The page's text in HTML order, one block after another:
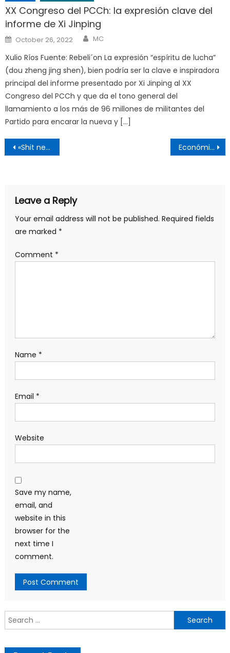
XX Congreso del PCCh: la expresión clave del
informe de Xi Jinping
Posted
on
October 26, 2022 Author
MC
Xulio Ríos Fuente: Rebeli´on La expresión “espíritu de lucha”
(dou zheng jing shen), bien podría ser la clave e inspiradora
principal del informe presentado por Xi Jinping al XX
Congreso del PCCh y que da el tono general del
llamamiento a los más de 96 millones de militantes del
Partido para encarar la nueva y […]
Post
navigation
«Shit news» y «fake news», herramientas de la ultraderecha Económicamente útiles, políticamente potentes
Leave a Reply
Your email address will not be published. Required fields
are marked *
Comment *
Name *
Email *
Website
Save my name,
email, and
website in this
browser for the
next time I
comment.
Search
for: